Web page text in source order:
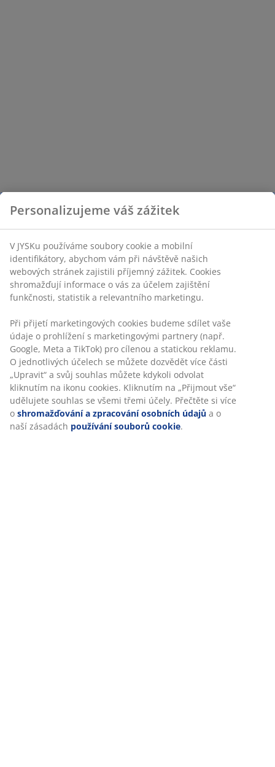
Personalizujeme váš zážitek
V JYSKu používáme soubory cookie a mobilní
identifikátory, abychom vám při návštěvě našich
webových stránek zajistili příjemný zážitek. Cookies
shromažďují informace o vás za účelem zajištění
funkčnosti, statistik a relevantního marketingu.
Při přijetí marketingových cookies budeme sdílet vaše
údaje o prohlížení s marketingovými partnery (např.
Google, Meta a TikTok) pro cílenou a statickou reklamu.
O jednotlivých účelech se můžete dozvědět více části
„Upravit“ a svůj souhlas můžete kdykoli odvolat
kliknutím na ikonu cookies. Kliknutím na „Přijmout vše“
udělujete souhlas se všemi třemi účely. Přečtěte si více
o shromažďování a zpracování osobních údajů a o
naší zásadách používání souborů cookie.